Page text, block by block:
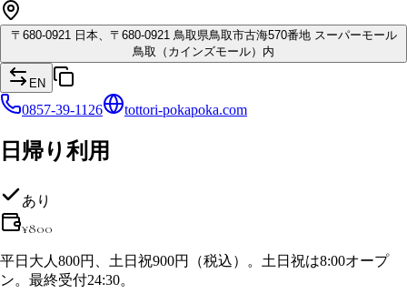
〒 680-0921 日本、〒680-0921 鳥取県鳥取市古海570番地 スーパーモール
鳥取（カインズモール）内
EN
0857-39-1126 tottori-pokapoka.com
日帰り利用
あり
¥800
平日大人800円、土日祝900円（税込）。土日祝は8:00オープ
ン。最終受付24:30。